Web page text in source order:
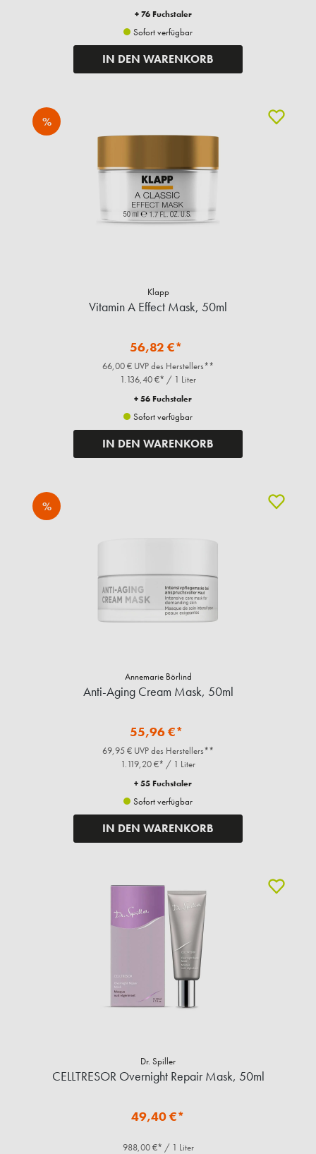
+ 76 Fuchstaler
Sofort verfügbar
IN DEN WARENKORB
%
Klapp
Vitamin A Effect Mask, 50ml
56,82 €*
66,00 € UVP des Herstellers**
1.136,40 €* / 1 Liter
+ 56 Fuchstaler
Sofort verfügbar
IN DEN WARENKORB
%
Annemarie Börlind
Anti-Aging Cream Mask, 50ml
55,96 €*
69,95 € UVP des Herstellers**
1.119,20 €* / 1 Liter
+ 55 Fuchstaler
Sofort verfügbar
IN DEN WARENKORB
Dr. Spiller
CELLTRESOR Overnight Repair Mask, 50ml
49,40 €*
988,00 €* / 1 Liter